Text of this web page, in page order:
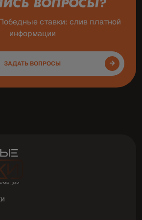
ВОПРОСЫ?
ставки: слив платной
информации
ЗАДАТЬ ВОПРОСЫ